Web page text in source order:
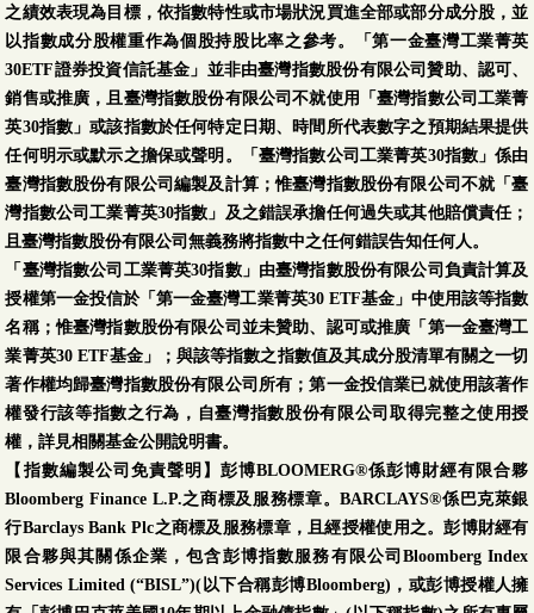
之績效表現為目標，依指數特性或市場狀況買進全部或部分成分股，並
以指數成分股權重作為個股持股比率之參考。「第一金臺灣工業菁英
30ETF證券投資信託基金」並非由臺灣指數股份有限公司贊助、認可、
銷售或推廣，且臺灣指數股份有限公司不就使用「臺灣指數公司工業菁
英30指數」或該指數於任何特定日期、時間所代表數字之預期結果提供
任何明示或默示之擔保或聲明。「臺灣指數公司工業菁英30指數」係由
臺灣指數股份有限公司編製及計算；惟臺灣指數股份有限公司不就「臺
灣指數公司工業菁英30指數」及之錯誤承擔任何過失或其他賠償責任；
且臺灣指數股份有限公司無義務將指數中之任何錯誤告知任何人。
「臺灣指數公司工業菁英30指數」由臺灣指數股份有限公司負責計算及
授權第一金投信於「第一金臺灣工業菁英30 ETF基金」中使用該等指數
名稱；惟臺灣指數股份有限公司並未贊助、認可或推廣「第一金臺灣工
業菁英30 ETF基金」；與該等指數之指數值及其成分股清單有關之一切
著作權均歸臺灣指數股份有限公司所有；第一金投信業已就使用該著作
權發行該等指數之行為，自臺灣指數股份有限公司取得完整之使用授
權，詳見相關基金公開說明書。
【指數編製公司免責聲明】彭博BLOOMERG®係彭博財經有限合夥
Bloomberg Finance L.P.之商標及服務標章。BARCLAYS®係巴克萊銀
行Barclays Bank Plc之商標及服務標章，且經授權使用之。彭博財經有
限合夥與其關係企業，包含彭博指數服務有限公司Bloomberg Index
Services Limited (“BISL”)(以下合稱彭博Bloomberg)，或彭博授權人擁